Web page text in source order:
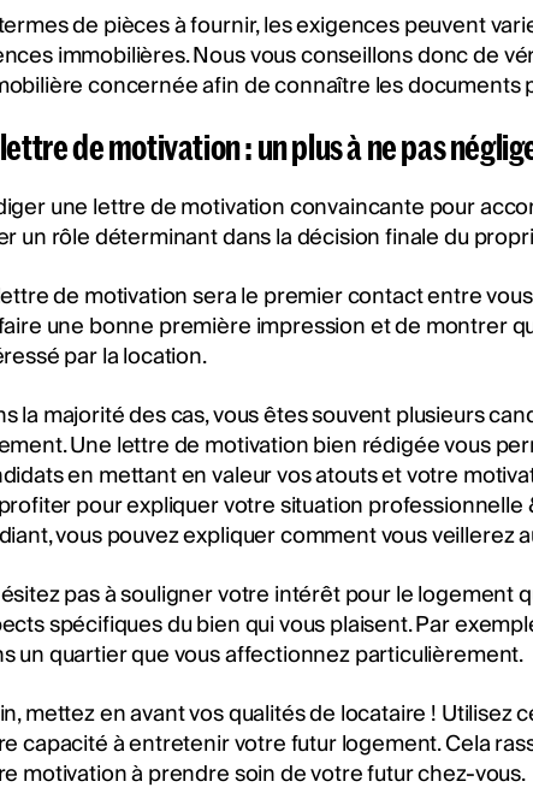
de pièces à fournir, les exigences peuvent
immobilières. Nous vous conseillons donc de
concernée afin de connaître les documents
de motivation : un plus à ne pas
une lettre de motivation convaincante pour
un rôle déterminant dans la décision finale du
de motivation sera le premier contact entre
une bonne première impression et de montrer
par la location.
la majorité des cas, vous êtes souvent plusieurs
Une lettre de motivation bien rédigée vous
en mettant en valeur vos atouts et votre
pour expliquer votre situation professionnelle
vous pouvez expliquer comment vous veillerez
pas à souligner votre intérêt pour le logement
spécifiques du bien qui vous plaisent. Par
un quartier que vous affectionnez particulièrement.
mettez en avant vos qualités de locataire !
capacité à entretenir votre futur logement. Cela
motivation à prendre soin de votre futur chez-vous.